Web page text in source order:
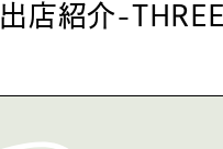
出店紹介-